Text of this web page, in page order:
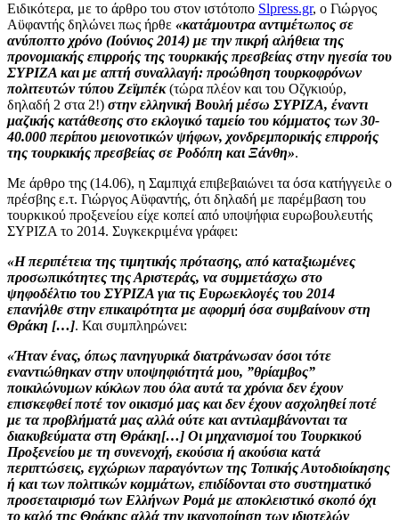
Ειδικότερα, με το άρθρο του στον ιστότοπο Slpress.gr, ο Γιώργος
Αϋφαντής δηλώνει πως ήρθε «κατάμουτρα αντιμέτωπος σε
ανύποπτο χρόνο (Ιούνιος 2014) με την πικρή αλήθεια της
προνομιακής επιρροής της τουρκικής πρεσβείας στην ηγεσία του
ΣΥΡΙΖΑ και με απτή συναλλαγή: προώθηση τουρκοφρόνων
πολιτευτών τύπου Ζεϊμπέκ(τώρα πλέον και του Οζγκιούρ,
δηλαδή 2 στα 2!) στην ελληνική Βουλή μέσω ΣΥΡΙΖΑ, έναντι
μαζικής κατάθεσης στο εκλογικό ταμείο του κόμματος των 30-
40.000 περίπου μειονοτικών ψήφων, χονδρεμπορικής επιρροής
της τουρκικής πρεσβείας σε Ροδόπη και Ξάνθη».
Με άρθρο της (14.06), η Σαμπιχά επιβεβαιώνει τα όσα κατήγγειλε ο
πρέσβης ε.τ. Γιώργος Αϋφαντής, ότι δηλαδή με παρέμβαση του
τουρκικού προξενείου είχε κοπεί από υποψήφια ευρωβουλευτής
ΣΥΡΙΖΑ το 2014. Συγκεκριμένα γράφει:
«Η περιπέτεια της τιμητικής πρότασης, από καταξιωμένες
προσωπικότητες της Αριστεράς, να συμμετάσχω στο
ψηφοδέλτιο του ΣΥΡΙΖΑ για τις Ευρωεκλογές του 2014
επανήλθε στην επικαιρότητα με αφορμή όσα συμβαίνουν στη
Θράκη […]. Και συμπληρώνει:
«Ήταν ένας, όπως πανηγυρικά διατράνωσαν όσοι τότε
εναντιώθηκαν στην υποψηφιότητά μου, ”θρίαμβος”
ποικιλώνυμων κύκλων που όλα αυτά τα χρόνια δεν έχουν
επισκεφθεί ποτέ τον οικισμό μας και δεν έχουν ασχοληθεί ποτέ
με τα προβλήματά μας αλλά ούτε και αντιλαμβάνονται τα
διακυβεύματα στη Θράκη[…] Οι μηχανισμοί του Τουρκικού
Προξενείου με τη συνενοχή, εκούσια ή ακούσια κατά
περιπτώσεις, εγχώριων παραγόντων της Τοπικής Αυτοδιοίκησης
ή και των πολιτικών κομμάτων, επιδίδονται στο συστηματικό
προσεταιρισμό των Ελλήνων Ρομά με αποκλειστικό σκοπό όχι
το καλό της Θράκης αλλά την ικανοποίηση των ιδιοτελών